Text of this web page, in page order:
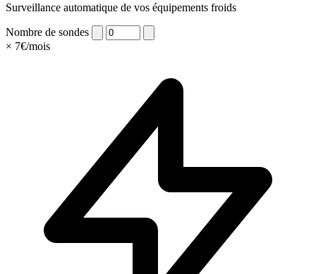
Surveillance automatique de vos équipements froids
Nombre de sondes
× 7€/mois